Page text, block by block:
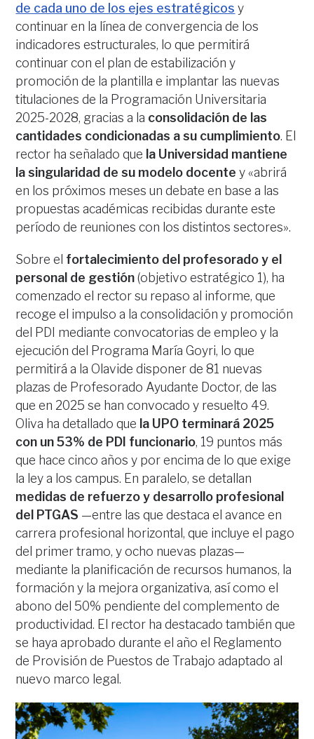
de cada uno de los ejes estratégicos y
continuar en la línea de convergencia de los
indicadores estructurales, lo que permitirá
continuar con el plan de estabilización y
promoción de la plantilla e implantar las nuevas
titulaciones de la Programación Universitaria
2025-2028, gracias a la consolidación de las
cantidades condicionadas a su cumplimiento. El
rector ha señalado que la Universidad mantiene
la singularidad de su modelo docente y «abrirá
en los próximos meses un debate en base a las
propuestas académicas recibidas durante este
período de reuniones con los distintos sectores».
Sobre el fortalecimiento del profesorado y el
personal de gestión(objetivo estratégico 1), ha
comenzado el rector su repaso al informe, que
recoge el impulso a la consolidación y promoción
del PDI mediante convocatorias de empleo y la
ejecución del Programa María Goyri, lo que
permitirá a la Olavide disponer de 81 nuevas
plazas de Profesorado Ayudante Doctor, de las
que en 2025 se han convocado y resuelto 49.
Oliva ha detallado que la UPO terminará 2025
con un 53% de PDI funcionario, 19 puntos más
que hace cinco años y por encima de lo que exige
la ley a los campus. En paralelo, se detallan
medidas de refuerzo y desarrollo profesional
del PTGAS —entre las que destaca el avance en
carrera profesional horizontal, que incluye el pago
del primer tramo, y ocho nuevas plazas—
mediante la planificación de recursos humanos, la
formación y la mejora organizativa, así como el
abono del 50% pendiente del complemento de
productividad. El rector ha destacado también que
se haya aprobado durante el año el Reglamento
de Provisión de Puestos de Trabajo adaptado al
nuevo marco legal.